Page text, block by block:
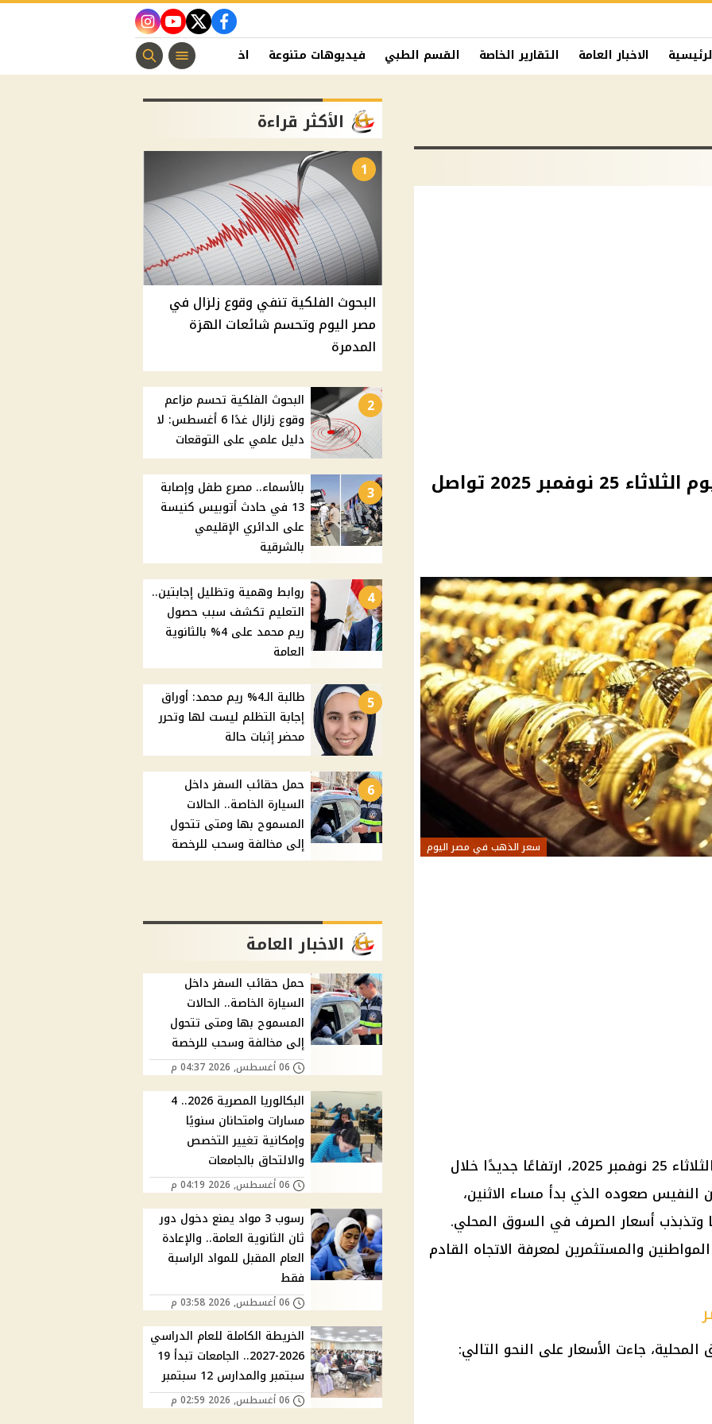
facebook
twitter
youtube
instagram
الاخبار العامة التقارير الخاصة القسم الطبي فيديوهات متنوعة اخبار الفن منوعات مسيحية
أسعار الذهب في مصر اليوم الثلاثاء 25 نوفمبر 2025 تواصل
سعر الذهب في مصر اليوم
شهد سعر الذهب في مصر اليوم الثلاثاء 25 نوفمبر 2025، ارتفاعًا جديدًا خلال
النفيس صعوده الذي بدأ مساء الاثنين،
وتذبذب أسعار الصرف في السوق المحلي.
والمستثمرين لمعرفة الاتجاه القادم
جاءت الأسعار على النحو التالي:
الأكثر قراءة
1
البحوث الفلكية تنفي وقوع زلزال في
مصر اليوم وتحسم شائعات الهزة
المدمرة
2
البحوث الفلكية تحسم مزاعم
وقوع زلزال غدًا 6 أغسطس: لا
دليل علمي على التوقعات
3
بالأسماء.. مصرع طفل وإصابة
13 في حادث أتوبيس كنيسة
على الدائري الإقليمي
بالشرقية
4
روابط وهمية وتظليل إجابتين..
التعليم تكشف سبب حصول
ريم محمد على 4% بالثانوية
العامة
5
طالبة الـ4% ريم محمد: أوراق
إجابة التظلم ليست لها وتحرر
محضر إثبات حالة
6
حمل حقائب السفر داخل
السيارة الخاصة.. الحالات
المسموح بها ومتى تتحول
إلى مخالفة وسحب للرخصة
الاخبار العامة
حمل حقائب السفر داخل
السيارة الخاصة.. الحالات
المسموح بها ومتى تتحول
إلى مخالفة وسحب للرخصة
06 أغسطس, 2026 04:37 م
البكالوريا المصرية 2026.. 4
مسارات وامتحانان سنويًا
وإمكانية تغيير التخصص
والالتحاق بالجامعات
06 أغسطس, 2026 04:19 م
رسوب 3 مواد يمنع دخول دور
ثان الثانوية العامة.. والإعادة
العام المقبل للمواد الراسبة
فقط
06 أغسطس, 2026 03:58 م
الخريطة الكاملة للعام الدراسي
2026-2027.. الجامعات تبدأ 19
سبتمبر والمدارس 12 سبتمبر
06 أغسطس, 2026 02:59 م